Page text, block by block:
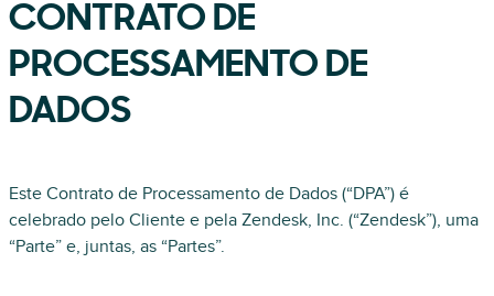
CONTRATO DE
PROCESSAMENTO DE
DADOS
Este Contrato de Processamento de Dados (“DPA”) é
celebrado pelo Cliente e pela Zendesk, Inc. (“Zendesk”), uma
“Parte” e, juntas, as “Partes”.